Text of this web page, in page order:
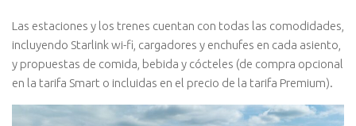
Las estaciones y los trenes cuentan con todas las comodidades,
incluyendo Starlink wi-fi, cargadores y enchufes en cada asiento,
y propuestas de comida, bebida y cócteles (de compra opcional
en la tarifa Smart o incluidas en el precio de la tarifa Premium).